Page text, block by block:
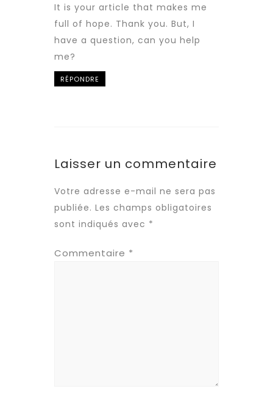
It is your article that makes me
full of hope. Thank you. But, I
have a question, can you help
me?
RÉPONDRE
Laisser un commentaire
Votre adresse e-mail ne sera pas
publiée. Les champs obligatoires
sont indiqués avec *
Commentaire *